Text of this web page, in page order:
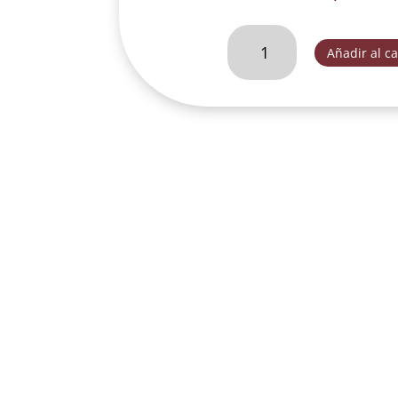
VIRGEN
GUADALUPE
Añadir al